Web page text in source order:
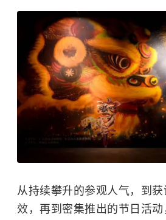
从持续攀升的参观人气，到
效，再到密集推出的节日活